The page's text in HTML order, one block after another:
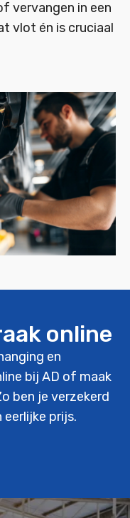
vervangen in een
vlot én is cruciaal
online
en
bij AD of maak
ben je verzekerd
prijs.